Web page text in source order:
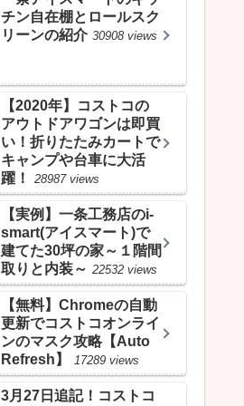
チン自在棚とロールスク
リーンの紹介 30908 views
【2020年】コストコの
アウトドアワゴンは即買
い！折りたたみカートで
キャンプや台車に大活
躍！
28987 views
【実例】一条工務店のi-
smart(アイスマート)で
建てた30坪の家～１階間
取りと内装～ 22532 views
【無料】Chromeの自動
更新でコストコオンライ
ンのマスク攻略【Auto
Refresh】
17289 views
3月27日追記！コストコ